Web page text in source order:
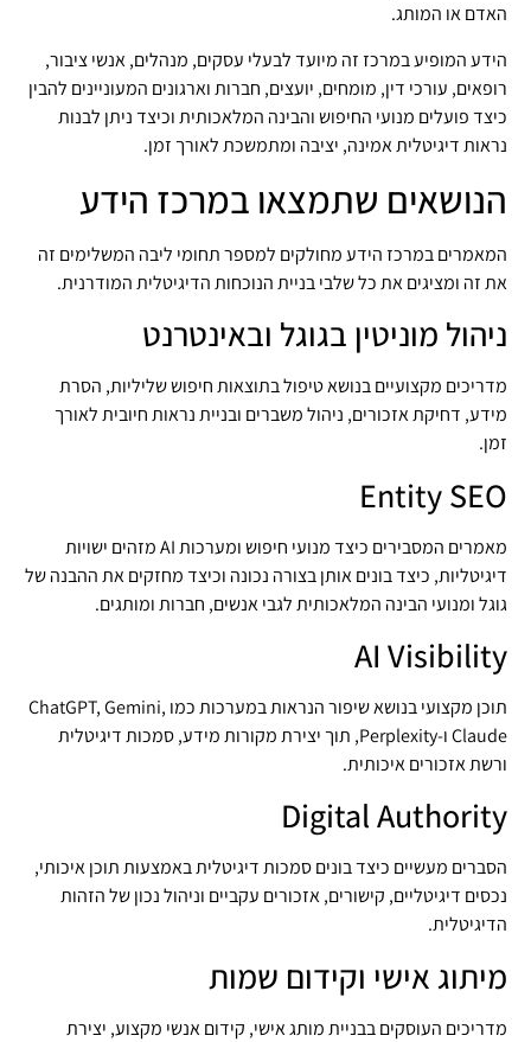
האדם או המותג.
הידע המופיע במרכז זה מיועד לבעלי עסקים, מנהלים, אנשי ציבור,
רופאים, עורכי דין, מומחים, יועצים, חברות וארגונים המעוניינים להבין
כיצד פועלים מנועי החיפוש והבינה המלאכותית וכיצד ניתן לבנות
נראות דיגיטלית אמינה, יציבה ומתמשכת לאורך זמן.
הנושאים שתמצאו במרכז הידע
המאמרים במרכז הידע מחולקים למספר תחומי ליבה המשלימים זה
את זה ומציגים את כל שלבי בניית הנוכחות הדיגיטלית המודרנית.
ניהול מוניטין בגוגל ובאינטרנט
מדריכים מקצועיים בנושא טיפול בתוצאות חיפוש שליליות, הסרת
מידע, דחיקת אזכורים, ניהול משברים ובניית נראות חיובית לאורך
זמן.
Entity SEO
מאמרים המסבירים כיצד מנועי חיפוש ומערכות AI מזהים ישויות
דיגיטליות, כיצד בונים אותן בצורה נכונה וכיצד מחזקים את ההבנה של
גוגל ומנועי הבינה המלאכותית לגבי אנשים, חברות ומותגים.
AI Visibility
תוכן מקצועי בנושא שיפור הנראות במערכות כמו ChatGPT, Gemini,
Claude ו-Perplexity, תוך יצירת מקורות מידע, סמכות דיגיטלית
ורשת אזכורים איכותית.
Digital Authority
הסברים מעשיים כיצד בונים סמכות דיגיטלית באמצעות תוכן איכותי,
נכסים דיגיטליים, קישורים, אזכורים עקביים וניהול נכון של הזהות
הדיגיטלית.
מיתוג אישי וקידום שמות
מדריכים העוסקים בבניית מותג אישי, קידום אנשי מקצוע, יצירת